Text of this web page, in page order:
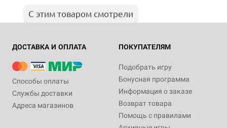
С этим товаром смотрели
ДОСТАВКА И ОПЛАТА
Способы оплаты
Службы доставки
Адреса магазинов
ПОКУПАТЕЛЯМ
Подобрать игру
Бонусная программа
Информация о заказе
Возврат товара
Помощь с правилами